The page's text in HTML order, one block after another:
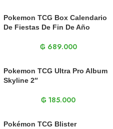
Pokemon TCG Box Calendario
De Fiestas De Fin De Año
₲ 689.000
Pokemon TCG Ultra Pro Album
Skyline 2″
₲ 185.000
Pokémon TCG Blister